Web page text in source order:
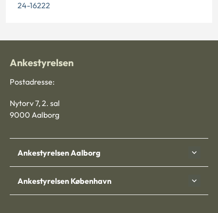
24-16222
Ankestyrelsen
Postadresse:
Nytorv 7, 2. sal
9000 Aalborg
Ankestyrelsen Aalborg
Ankestyrelsen København